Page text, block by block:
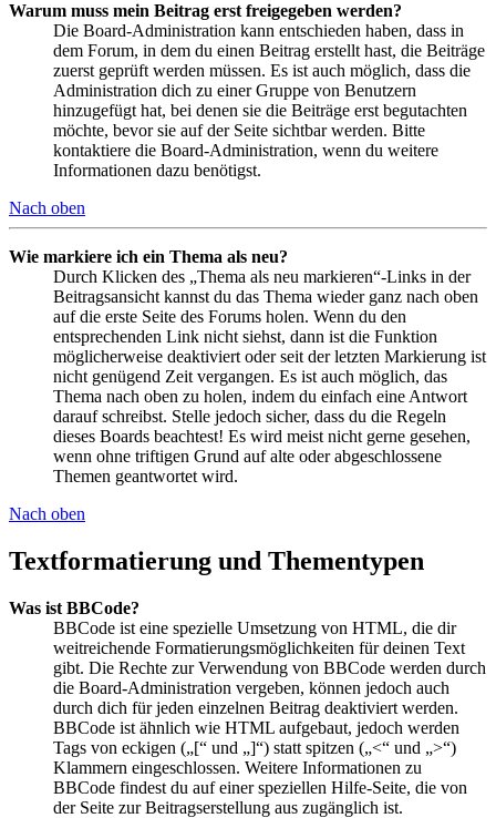
Warum muss mein Beitrag erst freigegeben werden?
Die Board-Administration kann entschieden haben, dass in
dem Forum, in dem du einen Beitrag erstellt hast, die Beiträge
zuerst geprüft werden müssen. Es ist auch möglich, dass die
Administration dich zu einer Gruppe von Benutzern
hinzugefügt hat, bei denen sie die Beiträge erst begutachten
möchte, bevor sie auf der Seite sichtbar werden. Bitte
kontaktiere die Board-Administration, wenn du weitere
Informationen dazu benötigst.
Nach oben
Wie markiere ich ein Thema als neu?
Durch Klicken des „Thema als neu markieren“-Links in der
Beitragsansicht kannst du das Thema wieder ganz nach oben
auf die erste Seite des Forums holen. Wenn du den
entsprechenden Link nicht siehst, dann ist die Funktion
möglicherweise deaktiviert oder seit der letzten Markierung ist
nicht genügend Zeit vergangen. Es ist auch möglich, das
Thema nach oben zu holen, indem du einfach eine Antwort
darauf schreibst. Stelle jedoch sicher, dass du die Regeln
dieses Boards beachtest! Es wird meist nicht gerne gesehen,
wenn ohne triftigen Grund auf alte oder abgeschlossene
Themen geantwortet wird.
Nach oben
Textformatierung und Thementypen
Was ist BBCode?
BBCode ist eine spezielle Umsetzung von HTML, die dir
weitreichende Formatierungsmöglichkeiten für deinen Text
gibt. Die Rechte zur Verwendung von BBCode werden durch
die Board-Administration vergeben, können jedoch auch
durch dich für jeden einzelnen Beitrag deaktiviert werden.
BBCode ist ähnlich wie HTML aufgebaut, jedoch werden
Tags von eckigen („[“ und „]“) statt spitzen („<“ und „>“)
Klammern eingeschlossen. Weitere Informationen zu
BBCode findest du auf einer speziellen Hilfe-Seite, die von
der Seite zur Beitragserstellung aus zugänglich ist.